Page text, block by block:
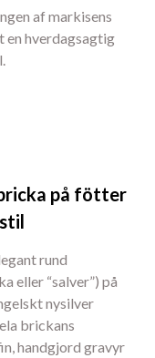
af markisens
hverdagsagtig
på fötter
rund
eller “salver”) på
nysilver
brickans
handgjord gravyr